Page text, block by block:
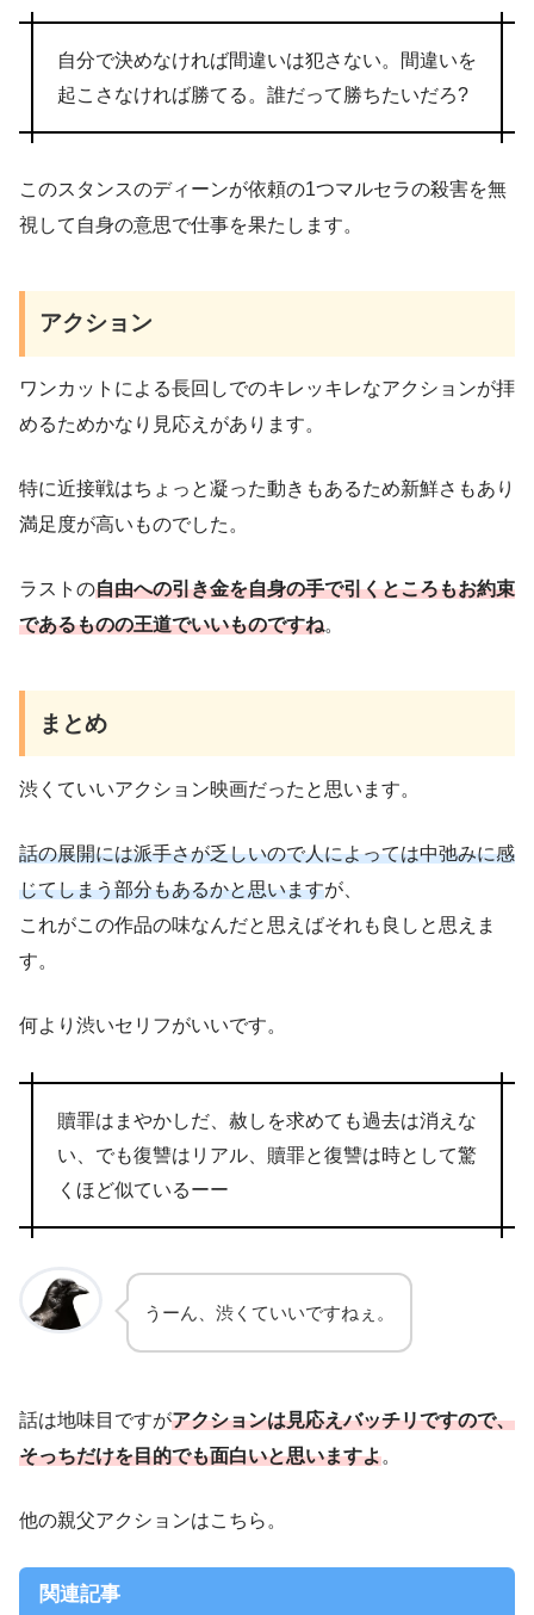
自分で決めなければ間違いは犯さない。間違いを
起こさなければ勝てる。誰だって勝ちたいだろ?
このスタンスのディーンが依頼の1つマルセラの殺害を無
視して自身の意思で仕事を果たします。
アクション
ワンカットによる長回しでのキレッキレなアクションが拝
めるためかなり見応えがあります。
特に近接戦はちょっと凝った動きもあるため新鮮さもあり
満足度が高いものでした。
ラストの自由への引き金を自身の手で引くところもお約束
であるものの王道でいいものですね。
まとめ
渋くていいアクション映画だったと思います。
話の展開には派手さが乏しいので人によっては中弛みに感
じてしまう部分もあるかと思いますが、
これがこの作品の味なんだと思えばそれも良しと思えま
す。
何より渋いセリフがいいです。
贖罪はまやかしだ、赦しを求めても過去は消えな
い、でも復讐はリアル、贖罪と復讐は時として驚
くほど似ているーー
うーん、渋くていいですねぇ。
話は地味目ですがアクションは見応えバッチリですので、
そっちだけを目的でも面白いと思いますよ。
他の親父アクションはこちら。
関連記事